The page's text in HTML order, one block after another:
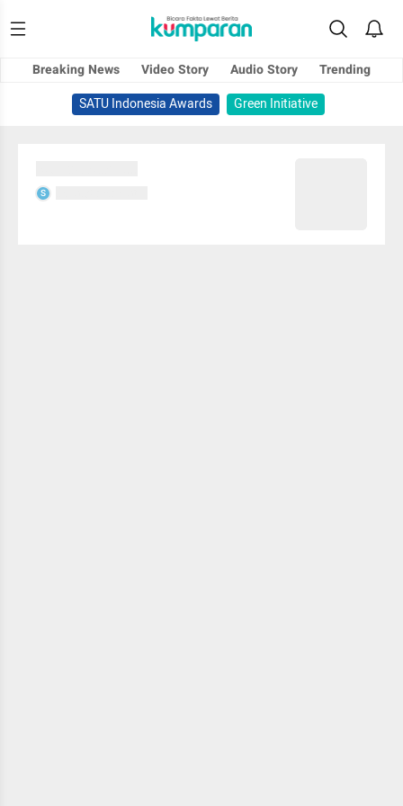
Breaking News Video Story Audio Story
Trending
SATU Indonesia Awards
Green Initiative
S